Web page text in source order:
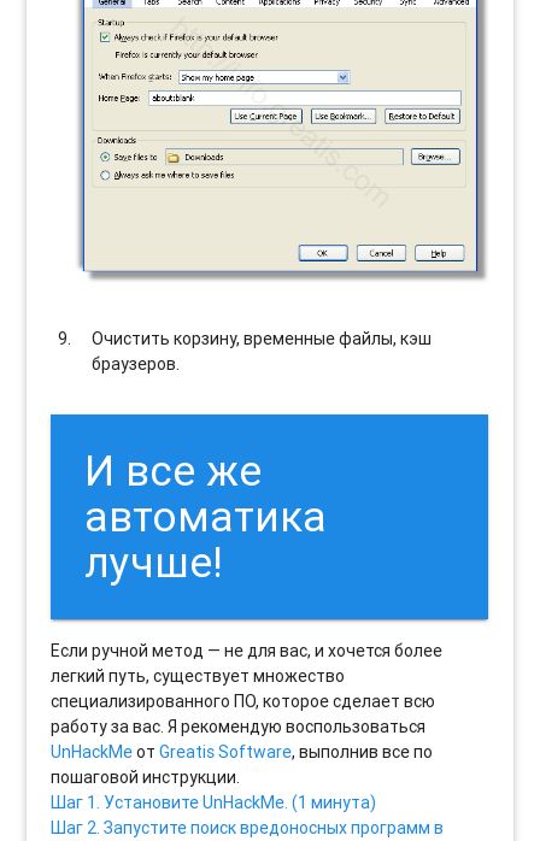
Очистить корзину, временные файлы, кэш
браузеров.
И все же
автоматика
лучше!
Если ручной метод — не для вас, и хочется более
легкий путь, существует множество
специализированного ПО, которое сделает всю
работу за вас. Я рекомендую воспользоваться
UnHackMeотGreatis Software, выполнив все по
пошаговой инструкции.
Шаг 1. Установите UnHackMe. (1 минута)
Шаг 2. Запустите поиск вредоносных программ в